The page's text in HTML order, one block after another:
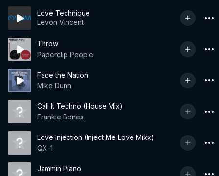
Love Technique
Levon Vincent
Throw
Paperclip People
Face the Nation
Mike Dunn
Call It Techno (House Mix)
Frankie Bones
Love Injection (Inject Me Love Mixx)
QX-1
Jammin Piano